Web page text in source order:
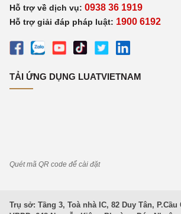
Hỗ trợ về dịch vụ: 0938 36 1919
Hỗ trợ giải đáp pháp luật: 1900 6192
TẢI ỨNG DỤNG LUATVIETNAM
Quét mã QR code để cài đặt
Trụ sở: Tầng 3, Toà nhà IC, 82 Duy Tân, P.Cầu